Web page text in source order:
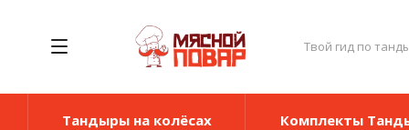
Твой гид по
Тандыры на колёсах Комплекты